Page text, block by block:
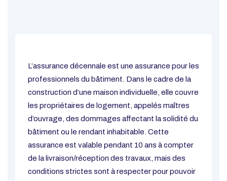
L’assurance décennale est une assurance pour les
professionnels du bâtiment. Dans le cadre de la
construction d’une maison individuelle, elle couvre
les propriétaires de logement, appelés maîtres
d’ouvrage, des dommages affectant la solidité du
bâtiment ou le rendant inhabitable. Cette
assurance est valable pendant 10 ans à compter
de la livraison/réception des travaux, mais des
conditions strictes sont à respecter pour pouvoir